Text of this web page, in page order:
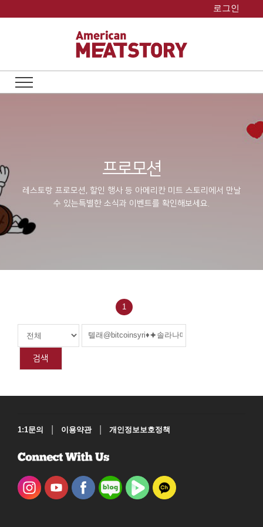
로그인
프로모션
레스토랑 프로모션, 할인 행사 등 아메리칸 미트 스토리에서 만날
수 있는특별한 소식과 이벤트를 확인해보세요.
1
검색
1:1문의 | 이용약관 | 개인정보보호정책